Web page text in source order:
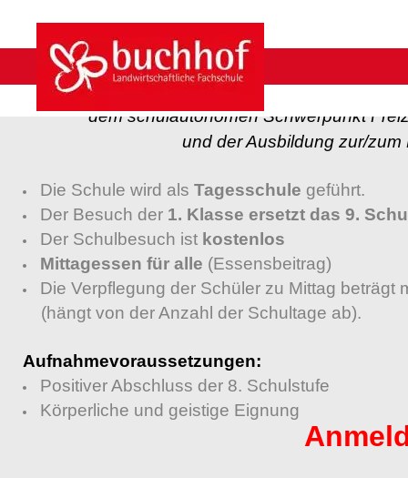
Die LFS Buchhof
der Fachrichtung Betriebs-
dem schulautonomen Schwerpunkt
und der Ausbildung zur/zum
Die Schule wird als Tagesschule geführt.
Der Besuch der 1. Klasse ersetzt das 9.
Der Schulbesuch ist kostenlos
Mittagessen für alle (Essensbeitrag)
Die Verpflegung der Schüler zu Mittag beträgt
(hängt von der Anzahl der Schultage ab).
Aufnahmevoraussetzungen:
Positiver Abschluss der 8. Schulstufe
Körperliche und geistige Eignung